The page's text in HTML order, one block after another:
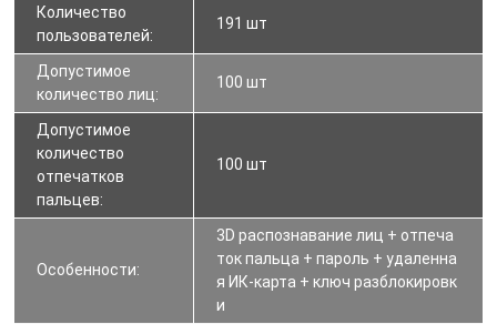
Количество
пользователей:
191 шт
Допустимое
количество лиц:
100 шт
Допустимое
количество
отпечатков
пальцев:
100 шт
Особенности:
3D распознавание лиц + отпеча
ток пальца + пароль + удаленна
я ИК-карта + ключ разблокировк
и